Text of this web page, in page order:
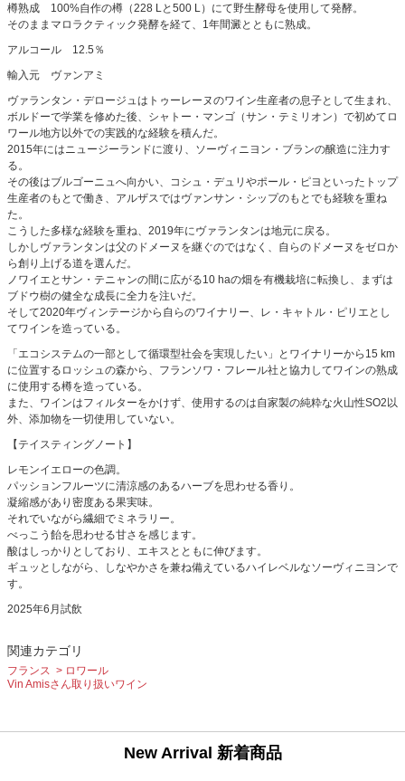
樽熟成 100%自作の樽（228 Lと500 L）にて野生酵母を使用して発酵。
そのままマロラクティック発酵を経て、1年間澱とともに熟成。
アルコール 12.5％
輸入元 ヴァンアミ
ヴァランタン・デロージュはトゥーレーヌのワイン生産者の息子として生まれ、
ボルドーで学業を修めた後、シャトー・マンゴ（サン・テミリオン）で初めてロ
ワール地方以外での実践的な経験を積んだ。
2015年にはニュージーランドに渡り、ソーヴィニヨン・ブランの醸造に注力す
る。
その後はブルゴーニュへ向かい、コシュ・デュリやポール・ピヨといったトップ
生産者のもとで働き、アルザスではヴァンサン・シップのもとでも経験を重ね
た。
こうした多様な経験を重ね、2019年にヴァランタンは地元に戻る。
しかしヴァランタンは父のドメーヌを継ぐのではなく、自らのドメーヌをゼロか
ら創り上げる道を選んだ。
ノワイエとサン・テニャンの間に広がる10 haの畑を有機栽培に転換し、まずは
ブドウ樹の健全な成長に全力を注いだ。
そして2020年ヴィンテージから自らのワイナリー、レ・キャトル・ピリエとし
てワインを造っている。
「エコシステムの一部として循環型社会を実現したい」とワイナリーから15 km
に位置するロッシュの森から、フランソワ・フレール社と協力してワインの熟成
に使用する樽を造っている。
また、ワインはフィルターをかけず、使用するのは自家製の純粋な火山性SO2以
外、添加物を一切使用していない。
【テイスティングノート】
レモンイエローの色調。
パッションフルーツに清涼感のあるハーブを思わせる香り。
凝縮感があり密度ある果実味。
それでいながら繊細でミネラリー。
べっこう飴を思わせる甘さを感じます。
酸はしっかりとしており、エキスとともに伸びます。
ギュッとしながら、しなやかさを兼ね備えているハイレベルなソーヴィニヨンで
す。
2025年6月試飲
関連カテゴリ
フランス
ロワール
Vin Amisさん取り扱いワイン
New Arrival 新着商品